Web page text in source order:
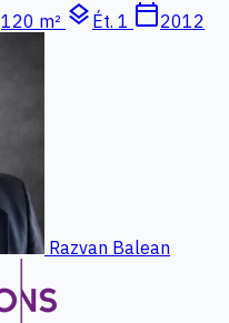
120 m² layers Ét. 1 calendar_today2012
Razvan Balean